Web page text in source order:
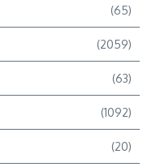
(65)
(2059)
(63)
(1092)
(20)